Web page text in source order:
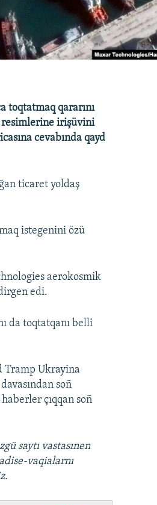
toqtatmaq qararını
resimlerine irişüvini
cevabında qayd
ticaret yoldaş
istegenini özü
aerokosmik
edi.
da toqtatqanı belli
Tramp Ukrayina
soñ
çıqqan soñ
saytı vastasınen
vaqialarnı